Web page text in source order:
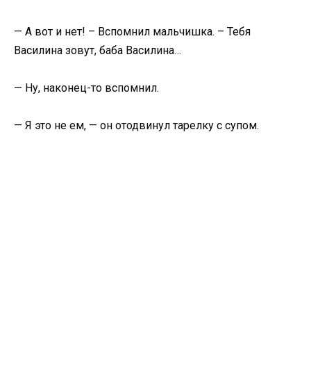
— А вот и нет! – Вспомнил мальчишка. – Тебя
Василина зовут, баба Василина…
— Ну, наконец-то вспомнил.
— Я это не ем, — он отодвинул тарелку с супом.